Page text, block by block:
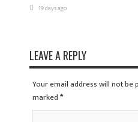
19 days ago
LEAVE A REPLY
Your email address will not be
marked*